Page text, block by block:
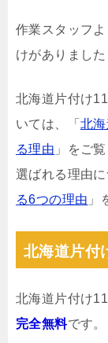
作業スタッフ
けがありまし
北海道片付け
いては、「 北
る理由 」をご
選ばれる理由に
る6つの理由 」
北海道片付
北海道片付け
完全無料です。